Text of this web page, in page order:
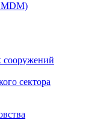
MDM)
сооружений
сектора